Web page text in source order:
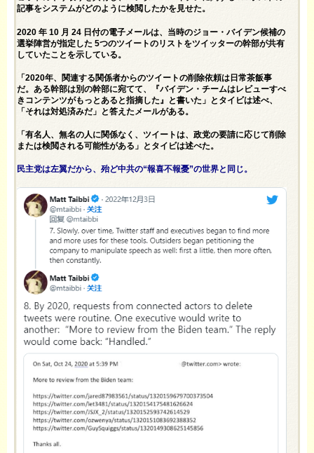
記事をシステムがどのように検閲したかを見せた。
2020 年 10 月 24 日付の電子メールは、当時のジョー・バイデン候補の
選挙陣営が指定した 5つのツイートのリストをツイッターの幹部が共有
していたことを示している。
「2020年、関連する関係者からのツイートの削除依頼は日常茶飯事
だ。ある幹部は別の幹部に宛てて、『バイデン・チームはレビューすべ
きコンテンツがもっとあると指摘した』と書いた」とタイビは述べ、
「それは対処済みだ」と答えたメールがある。
「有名人、無名の人に関係なく、ツイートは、政党の要請に応じて削除
または検閲される可能性がある」とタイビは述べた。
民主党は左翼だから、殆ど中共の“報喜不報憂”の世界と同じ。